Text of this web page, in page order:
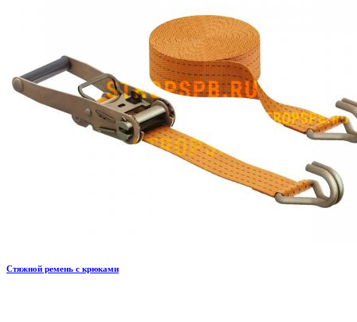
Стяжной ремень с крюками